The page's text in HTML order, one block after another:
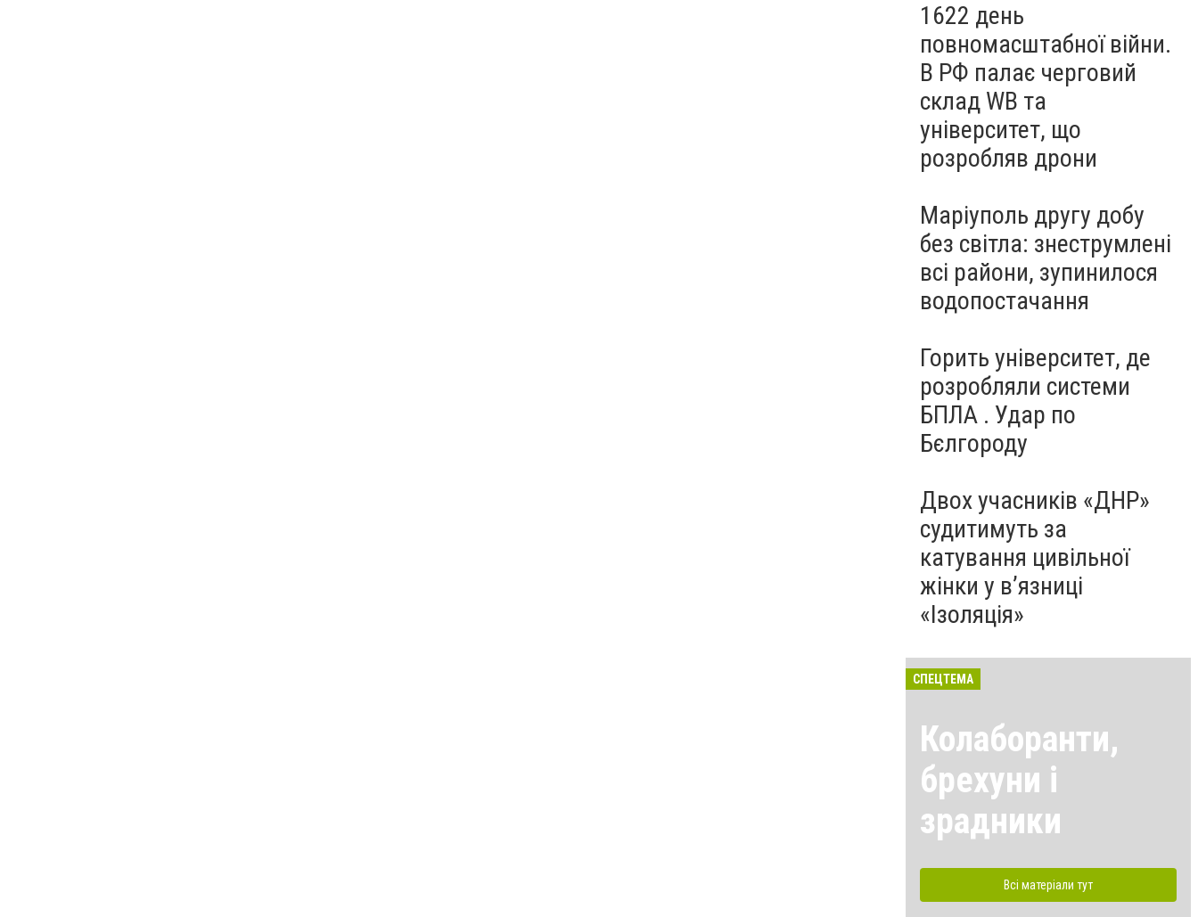
1622 день
повномасштабної війни.
В РФ палає черговий
склад WB та
університет, що
розробляв дрони
Маріуполь другу добу
без світла: знеструмлені
всі райони, зупинилося
водопостачання
Горить університет, де
розробляли системи
БПЛА . Удар по
Бєлгороду
Двох учасників «ДНР»
судитимуть за
катування цивільної
жінки у в’язниці
«Ізоляція»
СПЕЦТЕМА
Колаборанти,
брехуни і
зрадники
Всі матеріали тут